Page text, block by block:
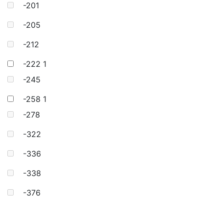
-201
-205
-212
-222 1
-245
-258 1
-278
-322
-336
-338
-376